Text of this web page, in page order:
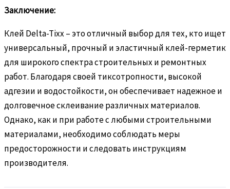
Заключение:
Клей Delta-Tixx – это отличный выбор для тех, кто ищет
универсальный, прочный и эластичный клей-герметик
для широкого спектра строительных и ремонтных
работ. Благодаря своей тиксотропности, высокой
адгезии и водостойкости, он обеспечивает надежное и
долговечное склеивание различных материалов.
Однако, как и при работе с любыми строительными
материалами, необходимо соблюдать меры
предосторожности и следовать инструкциям
производителя.